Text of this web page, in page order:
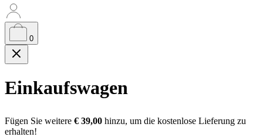
0
Einkaufswagen
Fügen Sie weitere € 39,00 hinzu, um die kostenlose Lieferung zu
erhalten!